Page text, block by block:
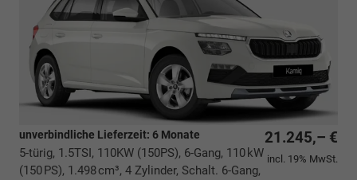
21.245,– €
incl. 19% MwSt.
unverbindliche Lieferzeit: 6 Monate
5-türig, 1.5TSI, 110KW (150PS), 6-Gang, 110 kW
(150 PS), 1.498 cm³, 4 Zylinder, Schalt. 6-Gang,